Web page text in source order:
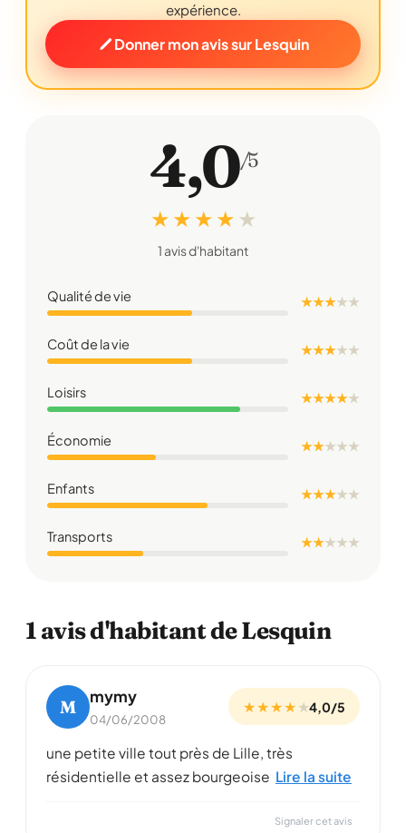
expérience.
Donner mon avis sur Lesquin
4,0/5
★ ★ ★ ★ ★
1 avis d'habitant
Qualité de vie ★ ★ ★★★
Coût de la vie ★ ★ ★★★
Loisirs ★ ★ ★ ★★
Économie ★ ★★★★
Enfants ★ ★ ★★★
Transports ★ ★★★★
1 avis d'habitant de Lesquin
M mymy
04/06/2008
★ ★ ★ ★★4,0/5
une petite ville tout près de Lille, très
résidentielle et assez bourgeoise Lire la suite
Signaler cet avis